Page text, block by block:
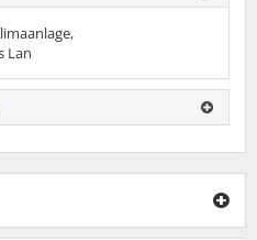
Lan